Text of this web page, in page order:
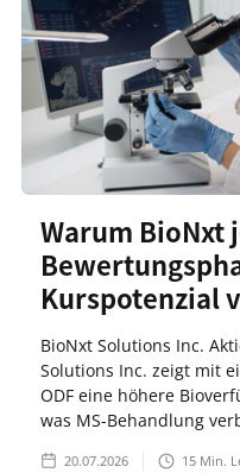
Warum BioNxt
Kurspotenzial
BioNxt Solutions Inc.
Solutions Inc. zeigt mit
ODF eine höhere
was MS-Behandlung
20.07.2026 15 Min.